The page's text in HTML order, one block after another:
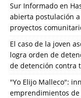
Sur Informado en
abierta postulación
proyectos
El caso de la joven
logra orden de
de detención contra
"Yo Elijo Malleco":
emprendimientos